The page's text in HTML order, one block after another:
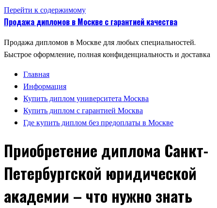
Перейти к содержимому
Продажа дипломов в Москве с гарантией качества
Продажа дипломов в Москве для любых специальностей.
Быстрое оформление, полная конфиденциальность и доставка
Главная
Информация
Купить диплом университета Москва
Купить диплом с гарантией Москва
Где купить диплом без предоплаты в Москве
Приобретение диплома Санкт-
Петербургской юридической
академии – что нужно знать